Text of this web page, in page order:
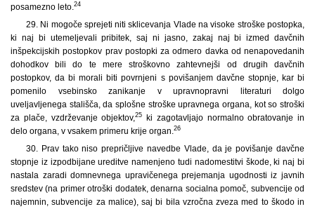
posamezno leto. 24
29. Ni mogoče sprejeti niti sklicevanja Vlade na visoke stroške postopka,
ki naj bi utemeljevali pribitek, saj ni jasno, zakaj naj bi izmed davčnih
inšpekcijskih postopkov prav postopki za odmero davka od nenapovedanih
dohodkov bili do te mere stroškovno zahtevnejši od drugih davčnih
postopkov, da bi morali biti povrnjeni s povišanjem davčne stopnje, kar bi
pomenilo vsebinsko zanikanje v upravnopravni literaturi dolgo
uveljavljenega stališča, da splošne stroške upravnega organa, kot so stroški
za plače, vzdrževanje objektov,25 ki zagotavljajo normalno obratovanje in
delo organa, v vsakem primeru krije organ. 26
30. Prav tako niso prepričljive navedbe Vlade, da je povišanje davčne
stopnje iz izpodbijane ureditve namenjeno tudi nadomestitvi škode, ki naj bi
nastala zaradi domnevnega upravičenega prejemanja ugodnosti iz javnih
sredstev (na primer otroški dodatek, denarna socialna pomoč, subvencije od
najemnin, subvencije za malice), saj bi bila vzročna zveza med to škodo in